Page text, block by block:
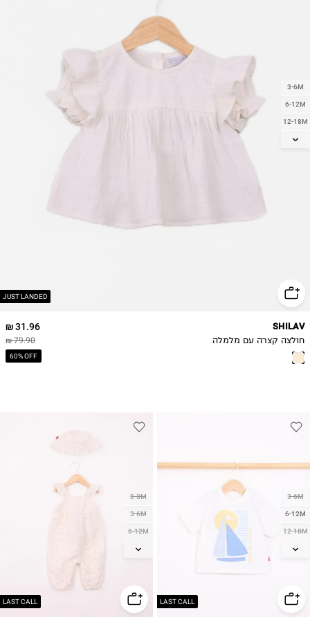
JUST LANDED
3-6M
6-12M
12-18M
18-24M
31.96 ₪
79.90 ₪
60% OFF
SHILAV
חולצה קצרה עם מלמלה
LAST CALL
3-6M
6-12M
12-18M
18-24M
4Y
LAST CALL
0-3M
3-6M
6-12M
12-18M